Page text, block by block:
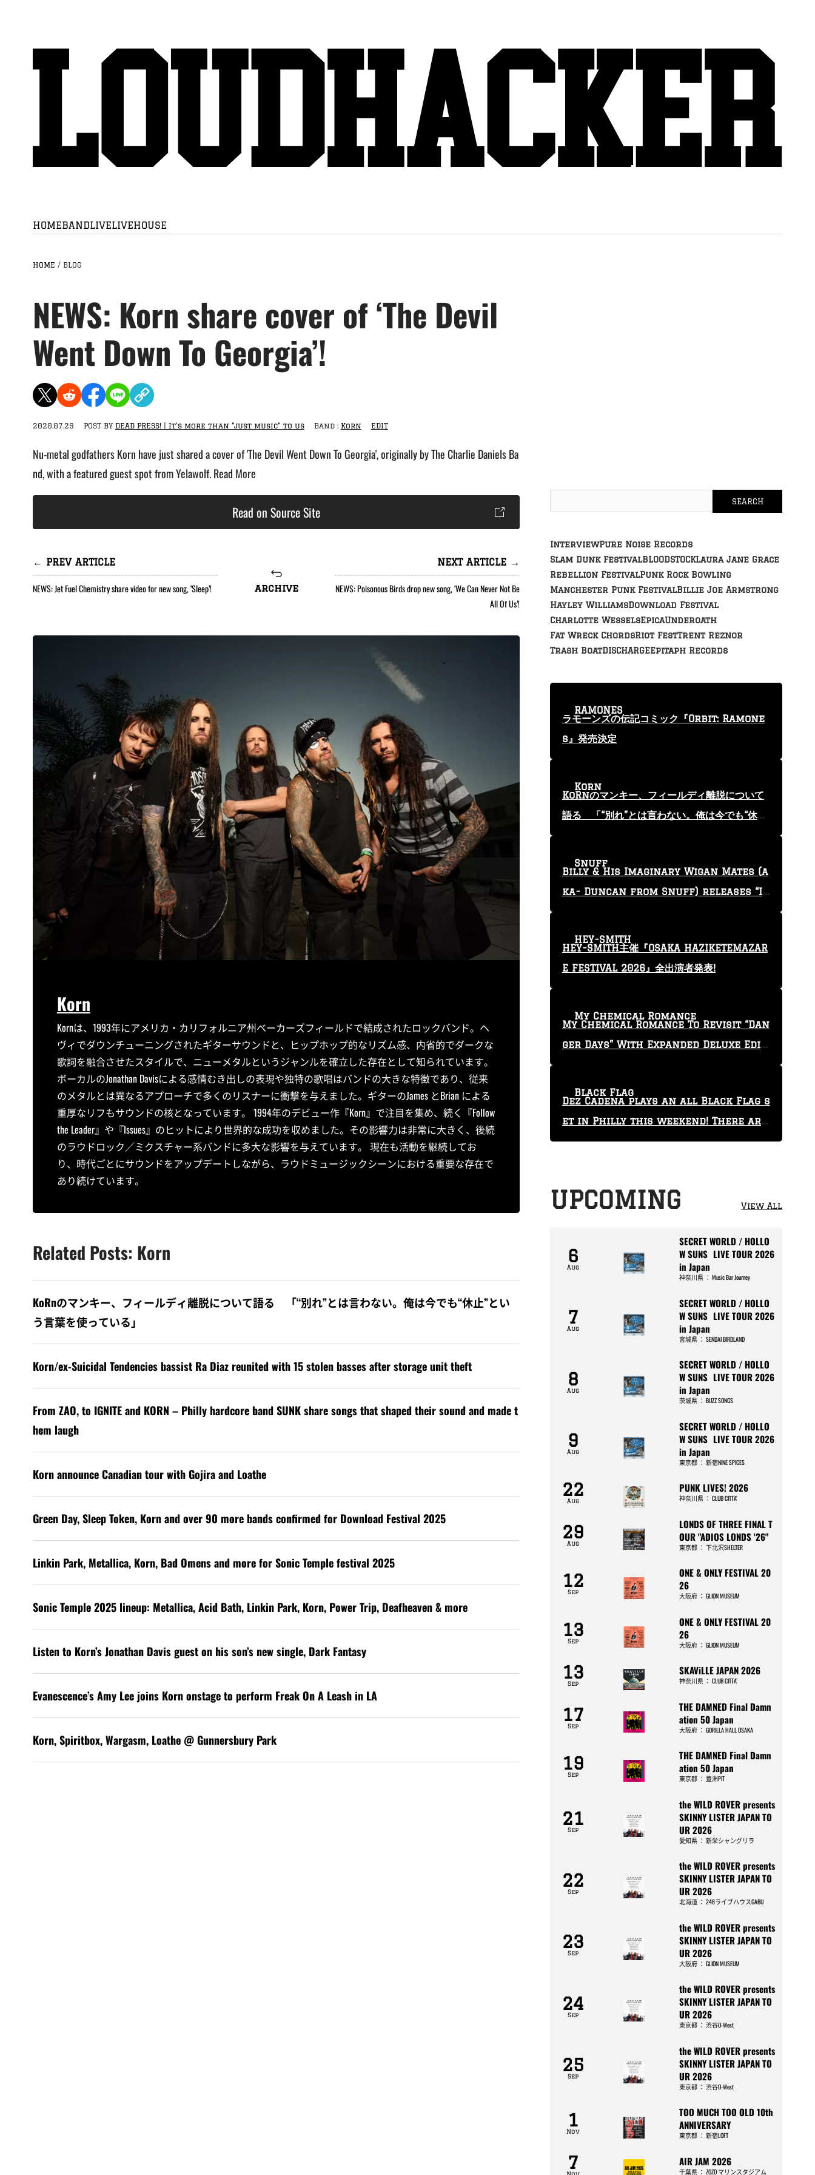
HOMEBANDLIVELIVEHOUSE
HOME / BLOG
NEWS: Korn share cover of ‘The Devil
Went Down To Georgia’!
2020.07.29 POST BY DEAD PRESS! | It's more than "just music" to us Band : Korn EDIT
Nu-metal godfathers Korn have just shared a cover of 'The Devil Went Down To Georgia', originally by The Charlie Daniels Ba
nd, with a featured guest spot from Yelawolf. Read More
Read on Source Site
← PREV ARTICLE
NEWS: Jet Fuel Chemistry share video for new song, ‘Sleep’! archive
NEXT ARTICLE →
NEWS: Poisonous Birds drop new song, ‘We Can Never Not Be
All Of Us’!
Korn
Kornは、1993年にアメリカ・カリフォルニア州ベーカーズフィールドで結成されたロックバンド。ヘ
ヴィでダウンチューニングされたギターサウンドと、ヒップホップ的なリズム感、内省的でダークな
歌詞を融合させたスタイルで、ニューメタルというジャンルを確立した存在として知られています。
ボーカルのJonathan Davisによる感情むき出しの表現や独特の歌唱はバンドの大きな特徴であり、従来
のメタルとは異なるアプローチで多くのリスナーに衝撃を与えました。ギターのJames とBrian による
重厚なリフもサウンドの核となっています。 1994年のデビュー作『Korn』で注目を集め、続く『Follow
the Leader』や『Issues』のヒットにより世界的な成功を収めました。その影響力は非常に大きく、後続
のラウドロック／ミクスチャー系バンドに多大な影響を与えています。 現在も活動を継続してお
り、時代ごとにサウンドをアップデートしながら、ラウドミュージックシーンにおける重要な存在で
あり続けています。
Related Posts: Korn
KoRnのマンキー、フィールディ離脱について語る 「“別れ”とは言わない。俺は今でも“休止”とい
う言葉を使っている」
Korn/ex-Suicidal Tendencies bassist Ra Diaz reunited with 15 stolen basses after storage unit theft
From ZAO, to IGNITE and KORN – Philly hardcore band SUNK share songs that shaped their sound and made t
hem laugh
Korn announce Canadian tour with Gojira and Loathe
Green Day, Sleep Token, Korn and over 90 more bands confirmed for Download Festival 2025
Linkin Park, Metallica, Korn, Bad Omens and more for Sonic Temple festival 2025
Sonic Temple 2025 lineup: Metallica, Acid Bath, Linkin Park, Korn, Power Trip, Deafheaven & more
Listen to Korn’s Jonathan Davis guest on his son’s new single, Dark Fantasy
Evanescence’s Amy Lee joins Korn onstage to perform Freak On A Leash in LA
Korn, Spiritbox, Wargasm, Loathe @ Gunnersbury Park
InterviewPure Noise Records
Slam Dunk FestivalBLOODSTOCKLaura Jane Grace
Rebellion FestivalPunk Rock Bowling
Manchester Punk FestivalBillie Joe Armstrong
Hayley WilliamsDownload Festival
Charlotte WesselsEpicaUnderoath
Fat Wreck ChordsRiot FestTrent Reznor
Trash BoatDISCHARGEEpitaph Records
ラモーンズの伝記コミック『Orbit: Ramone
s』発売決定
RAMONES
KoRnのマンキー、フィールディ離脱について
語る 「“別れ”とは言わない。俺は今でも“休
Korn
Billy & His Imaginary Wigan Mates (a
ka- Duncan from Snuff) releases “I
Snuff
HEY-SMITH主催『OSAKA HAZIKETEMAZAR
E FESTIVAL 2026』全出演者発表!
HEY-SMITH
My Chemical Romance To Revisit “Dan
ger Days” With Expanded Deluxe Editi
My Chemical Romance
Dez Cadena plays an all Black Flag s
et in Philly this weekend! There are
only 29 tickets left!
Black Flag
UPCOMING View All
6
Aug
SECRET WORLD / HOLLO
W SUNS LIVE TOUR 2026
in Japan
神奈川県： Music Bar Journey
7
Aug
SECRET WORLD / HOLLO
W SUNS LIVE TOUR 2026
in Japan
宮城県： SENDAI BIRDLAND
8
Aug
SECRET WORLD / HOLLO
W SUNS LIVE TOUR 2026
in Japan
茨城県： BUZZ SONGS
9
Aug
SECRET WORLD / HOLLO
W SUNS LIVE TOUR 2026
in Japan
東京都： 新宿NINE SPICES
22
Aug
PUNK LIVES! 2026
神奈川県： CLUB CITTA’
29
Aug
LONDS OF THREE FINAL T
OUR "ADIOS LONDS '26"
東京都： 下北沢SHELTER
12
Sep
ONE & ONLY FESTIVAL 20
26
大阪府： GLION MUSEUM
13
Sep
ONE & ONLY FESTIVAL 20
26
大阪府： GLION MUSEUM
13
Sep
SKAViLLE JAPAN 2026
神奈川県： CLUB CITTA’
17
Sep
THE DAMNED Final Damn
ation 50 Japan
大阪府： GORILLA HALL OSAKA
19
Sep
THE DAMNED Final Damn
ation 50 Japan
東京都： 豊洲PIT
21
Sep
the WILD ROVER presents
SKINNY LISTER JAPAN TO
UR 2026
愛知県： 新栄シャングリラ
22
Sep
the WILD ROVER presents
SKINNY LISTER JAPAN TO
UR 2026
北海道： 246ライブハウスGABU
23
Sep
the WILD ROVER presents
SKINNY LISTER JAPAN TO
UR 2026
大阪府： GLION MUSEUM
24
Sep
the WILD ROVER presents
SKINNY LISTER JAPAN TO
UR 2026
東京都： 渋谷O-West
25
Sep
the WILD ROVER presents
SKINNY LISTER JAPAN TO
UR 2026
東京都： 渋谷O-West
1
Nov
TOO MUCH TOO OLD 10th
ANNIVERSARY
東京都： 新宿LOFT
7 AIR JAM 2026
千葉県： ZOZO マリンスタジアム